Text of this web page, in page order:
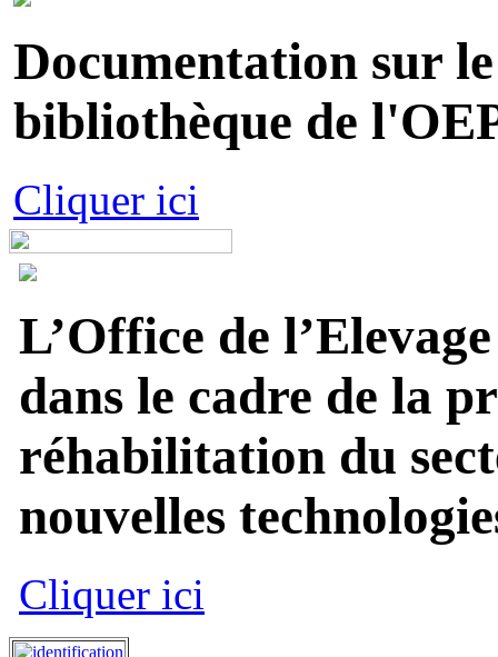
Documentation sur
bibliothèque de
Cliquer ici
L’Office de
dans le cadre de la
réhabilitation du
nouvelles
Cliquer ici